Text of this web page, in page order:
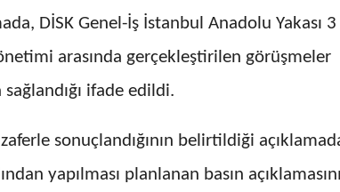
DİSK Genel-İş İstanbul Anadolu Yakası 3
arasında gerçekleştirilen görüşmeler
ifade edildi.
sonuçlandığının belirtildiği
yapılması planlanan basın